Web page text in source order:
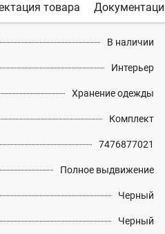
товара
В наличии
Интерьер
Хранение одежды
Комплект
7476877021
Полное выдвижение
Черный
Черный